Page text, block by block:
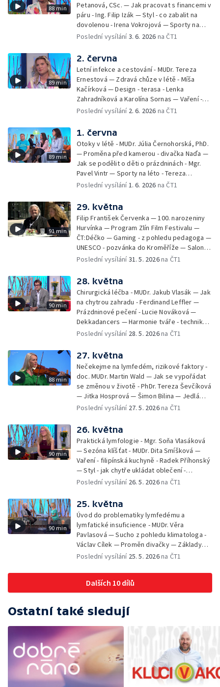
88 min
Petanová, CSc. — Jak pracovat s financemi v
páru - Ing. Filip Izák — Styl - co zabalit na
dovolenou - Irena Vokrojová — Sporty na
léto - paddleboard — Alžběta Jungrová —
Heřmánková, Zdeněk Žák, Josef Vrána
Poslední vysílání3. 6. 2026 na ČT1
89 min
2. června
Letní infekce a cestování - MUDr. Tereza
Ernestová — Zdravá chůze v létě - Míša
Kačírková — Design - terasa - Lenka
Zahradníková a Karolína Sornas — Vaření -
jahody - Simona Machurová — Letní sporty -
— Batohy do školy i na prázdniny - Mirka
Belhová — Pramen - Ivan Ostrochovský
Poslední vysílání 2. 6. 2026 na ČT1
89 min
1. června
Otoky v létě - MUDr. Júlia Černohorská, PhD.
— Proměna před kamerou - divačka Naďa —
Jak se podělit o děti o prázdninách - Mgr.
Pavel Vintr — Sporty na léto - Tereza
Michalová — Černé ovce — Změny v
v Českém ráji - Tomáš Jeřábek, Magdalena
Borová, Eva Váchová
Poslední vysílání1. 6. 2026 na ČT1
91 min
29. května
Filip František Červenka — 100. narozeniny
Hurvínka — Program Zlín Film Festivalu —
ČT:Déčko — Gaming - z pohledu pedagoga —
UNESCO - pozvánka do Kroměříže — Salon
filmových klapek
Poslední vysílání31. 5. 2026na ČT1
90 min
28. května
Chirurgická léčba - MUDr. Jakub Vlasák — Jak
na chytrou zahradu - Ferdinand Leffler —
Prázdninové pečení - Lucie Nováková —
Dekkadancers — Harmonie tváře - techniky
přírodního omlazení - Martina Kavecká —
Petr Bednařík — Počasí s Michalem Žákem
Poslední vysílání 28. 5. 2026na ČT1
88 min
27. května
Nečekejme na lymfedém, rizikové faktory -
doc. MUDr. Martin Wald — Jak se vypořádat
se změnou v životě - PhDr. Tereza Ševčíková
— Jitka Hosprová — Šimon Bilina — Jedlá
zahrada - Petra Matějková — Kulturní tipy
Poslední vysílání 27. 5. 2026na ČT1
90 min
26. května
Praktická lymfologie - Mgr. Soňa Vlasáková
— Sezóna klíšťat - MUDr. Dita Smíšková —
Vaření - filipínská kuchyně - Radek Příhonský
— Styl - jak chytře ukládat oblečení -
Veronika Slaninová — Běháme s dětmi - jak
Schneiderová — Colours of Ostrava - Filip
Košťálek a Jan Vojtko — Tajemství křišťálové
planety - Jan Maxián, Petr Horák a Adélka
Hesová — Český svaz ochránců přírody - Eva
Šrailová
Poslední vysílání 26. 5. 2026na ČT1
90 min
25. května
Úvod do problematiky lymfedému a
lymfatické insuficience - MUDr. Věra
Pavlasová — Sucho z pohledu klimatologa -
Václav Cílek — Proměn divačky — Základy
bezpečnosti dětí na inline bruslích - Petr
Zooterapie - praktické využití - Linda
Tinková — Pražské jaro - Klára Boudalová,
Marko Ivanović
Poslední vysílání 25. 5. 2026na ČT1
Dalších 10 dílů
Ostatní také sledují